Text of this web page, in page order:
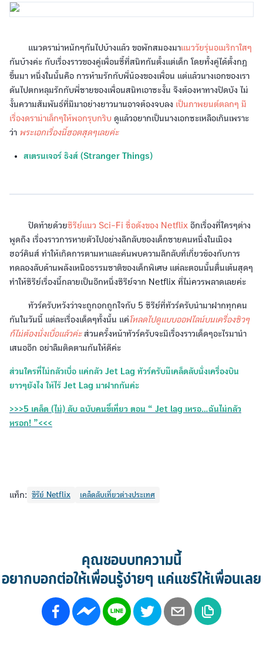
แนวดราม่าหนักๆกันไปบ้างแล้ว ขอพักสมองมาแนววัยรุ่นอเมริกาใสๆ
กันบ้างค่ะ กับเรื่องราวของคู่เพื่อนซี้ที่สนิทกันตั้งแต่เด็ก โดยทั้งคู่ได้ตั้งกฎ
ขึ้นมา หนึ่งในนั้นคือ การห้ามรักกับพี่น้องของเพื่อน แต่แล้วนางเอกของเรา
ดันไปตกหลุมรักกับพี่ชายของเพื่อนสนิทเอาซะงั้น จึงต้องหาทางปิดบัง ไม่
งั้นความสัมพันธ์ที่มีมาอย่างยาวนานอาจต้องจบลง เป็นภาพยนต์ตลกๆ มี
เรื่องดราม่าเล็กๆให้พอกรุบกริบ ดูแล้วอยากเป็นนางเอกซะเหลือเกินเพราะ
ว่า พระเอกเรื่องนี้ฮอตสุดๆเลยค่ะ
สเตรนเจอร์ ธิงส์ (Stranger Things)
ปิดท้ายด้วยซีรีย์แนว Sci-Fi ชื่อดังของ Netflix อีกเรื่องที่ใครๆต่าง
พูดถึง เรื่องราวการหายตัวไปอย่างลึกลับของเด็กชายคนหนึ่งในเมือง
ฮอว์คินส์ ทำให้เกิดการตามหาและค้นพบความลึกลับที่เกี่ยวข้องกับการ
ทดลองลับด้านพลังเหนือธรรมชาติของเด็กพิเศษ แต่ละตอนนั้นตื่นเต้นสุดๆ
ทำให้ซีรีย์เรื่องนี้กลายเป็นอีกหนึ่งซีรีย์จาก Netflix ที่ไม่ควรพลาดเลยค่ะ
ทัวร์ครับหวังว่าจะถูกอกถูกใจกับ 5 ซีรีย์ที่ทัวร์ครับนำมาฝากทุกคน
กันในวันนี้ แต่ละเรื่องเด็ดๆทั้งนั้น แค่โหลดไปดูแบบออฟไลน์บนเครื่องชิวๆ
ก็ไม่ต้องนั่งเบื่อแล้วค่ะส่วนครั้งหน้าทัวร์ครับจะมีเรื่องราวเด็ดๆอะไรมานำ
เสนออีก อย่าลืมติดตามกันให้ดีค่ะ
ส่วนใครที่ไม่กลัวเบื่อ แค่กลัว Jet Lag ทัวร์ครับมีเคล็ดลับนั่งเครื่องบิน
ยาวๆยังไง ให้ไร้ Jet Lag มาฝากกันค่ะ
>>>5 เคล็ด (ไม่) ลับ ฉบับคนขี้เที่ยว ตอน “ Jet lag เหรอ...ฉันไม่กลัว
หรอก! ”<<<
แท็ก: ซีรีย์ Netflix เคล็ดลับเที่ยวต่างประเทศ
คุณชอบบทความนี้
อยากบอกต่อให้เพื่อนรู้ง่ายๆ แค่แชร์ให้เพื่อนเลย